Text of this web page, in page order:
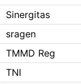
Sinergitas
sragen
TMMD Reg
TNI